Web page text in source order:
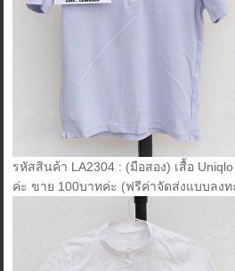
รหัสสินค้า LA2304 : (มือสอง) เสื้อ
ค่ะ ขาย 100บาทค่ะ (ฟรีค่าจัดส่งแบบลงท